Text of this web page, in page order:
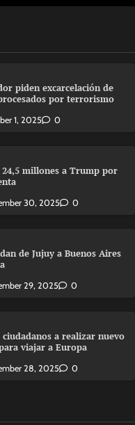
piden excarcelación de
por terrorismo
1, 2025 0
24,5 millones a Trump por
30, 2025 0
de Jujuy a Buenos Aires
29, 2025 0
a realizar nuevo
viajar a Europa
28, 2025 0